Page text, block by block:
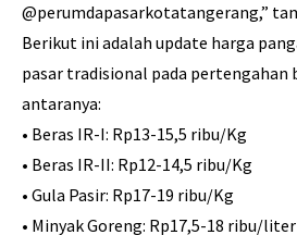
@perumdapasarkotatangerang,”
Berikut ini adalah update harga
pasar tradisional pada pertengahan
antaranya:
•⁠ ⁠Beras IR-I: Rp13-15,5 ribu/Kg
•⁠ ⁠Beras IR-II: Rp12-14,5 ribu/Kg
•⁠ ⁠Gula Pasir: Rp17-19 ribu/Kg
•⁠ ⁠Minyak Goreng: Rp17,5-18 ribu/liter